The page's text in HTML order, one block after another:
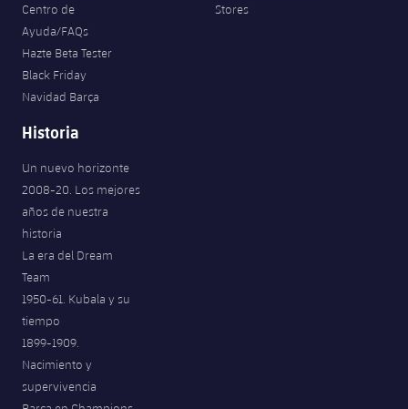
Centro de
Ayuda/FAQs
Hazte Beta Tester
Black Friday
Navidad Barça
Stores
Historia
Un nuevo horizonte
2008-20. Los mejores
años de nuestra
historia
La era del Dream
Team
1950-61. Kubala y su
tiempo
1899-1909.
Nacimiento y
supervivencia